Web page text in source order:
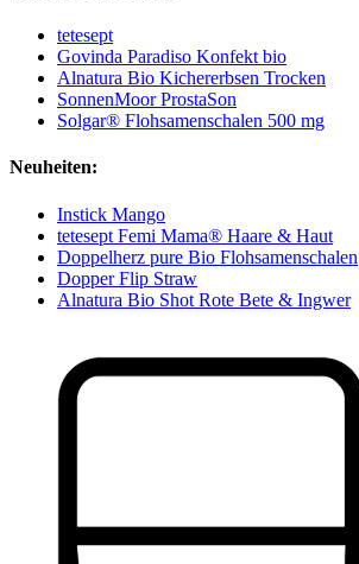
tetesept
Govinda Paradiso Konfekt bio
Alnatura Bio Kichererbsen Trocken
SonnenMoor ProstaSon
Solgar® Flohsamenschalen 500 mg
Neuheiten:
Instick Mango
tetesept Femi Mama® Haare & Haut
Doppelherz pure Bio Flohsamenschalen
Dopper Flip Straw
Alnatura Bio Shot Rote Bete & Ingwer